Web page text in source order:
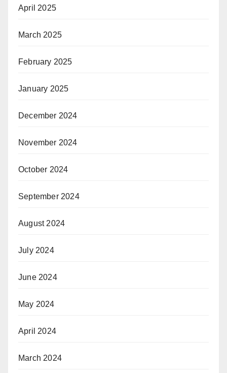
April 2025
March 2025
February 2025
January 2025
December 2024
November 2024
October 2024
September 2024
August 2024
July 2024
June 2024
May 2024
April 2024
March 2024